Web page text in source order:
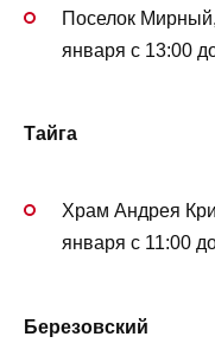
Поселок
января с 13:00
Тайга
Храм Андрея
января с 11:00
Березовский